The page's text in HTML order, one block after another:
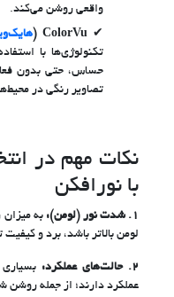
واقعی روشن می‌کند.
ColorVu (
تکنولوژی‌ها با
حساس، حتی بدون
تصاویر رنگی در
نکات مهم در
با نورافکن
1. شدت نور (لومن):
به
لومن بالاتر باشد، برد و
2. حالت‌های عملکرد:
عملکرد دارند؛ از جمله